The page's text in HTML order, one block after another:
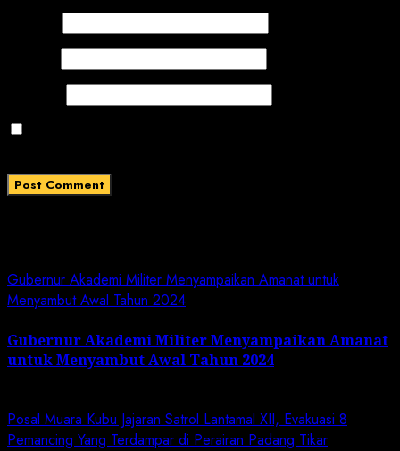
Gubernur Akademi Militer Menyampaikan Amanat untuk
Menyambut Awal Tahun 2024
Gubernur Akademi Militer Menyampaikan Amanat
untuk Menyambut Awal Tahun 2024
Posal Muara Kubu Jajaran Satrol Lantamal XII, Evakuasi 8
Pemancing Yang Terdampar di Perairan Padang Tikar